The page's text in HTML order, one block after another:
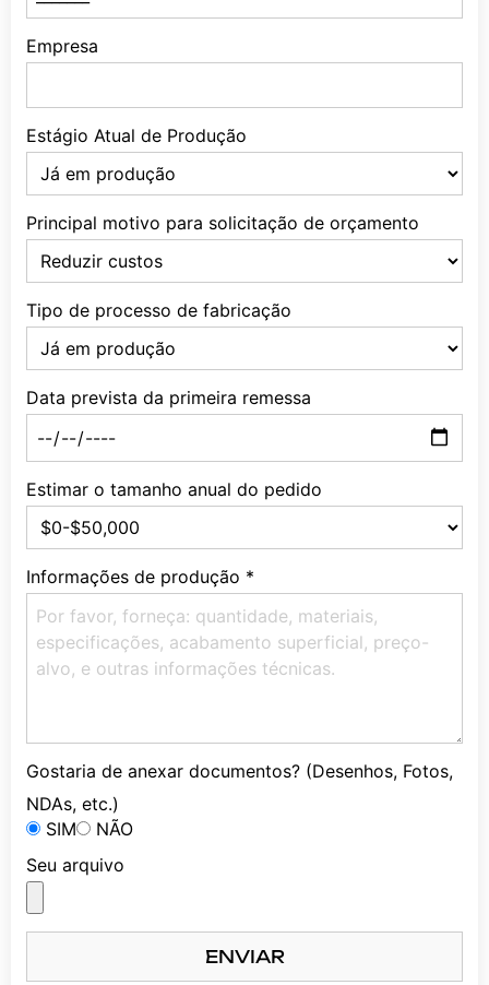
Empresa
Estágio Atual de Produção
Principal motivo para solicitação de orçamento
Tipo de processo de fabricação
Data prevista da primeira remessa
Estimar o tamanho anual do pedido
Informações de produção *
Gostaria de anexar documentos? (Desenhos, Fotos,
NDAs, etc.)
SIM
NÃO
Seu arquivo
ENVIAR